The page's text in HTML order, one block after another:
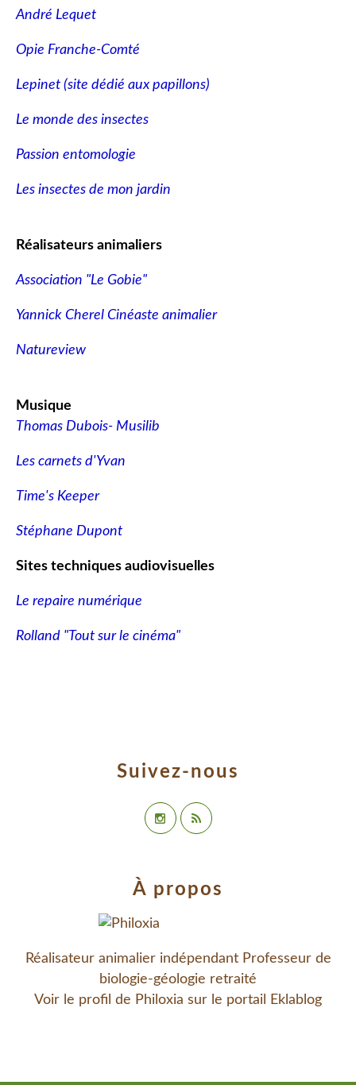
Suivez-nous
À propos
Réalisateur animalier indépendant Professeur de
biologie-géologie retraité
Voir le profil de Philoxia sur le portail Eklablog
André Lequet
Opie Franche-Comté
Lepinet (site dédié aux papillons)
Le monde des insectes
Passion entomologie
Les insectes de mon jardin
Réalisateurs animaliers
Association "Le Gobie"
Yannick Cherel Cinéaste animalier
Natureview
Musique
Thomas Dubois- Musilib
Les carnets d'Yvan
Time's Keeper
Stéphane Dupont
Sites techniques audiovisuelles
Le repaire numérique
Rolland "Tout sur le cinéma"